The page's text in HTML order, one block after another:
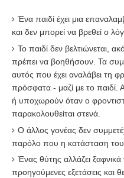
Ένα παιδί έχει μια
και δεν μπορεί να βρεθεί ο
Το παιδί δεν βελτιώνεται,
πρέπει να βοηθήσουν. Τα
αυτός που έχει αναλάβει τη
πρόσφατα - μαζί με το παιδί.
ή υποχωρούν όταν ο
παρακολουθείται στενά.
Ο άλλος γονέας δεν
παρόλο που η κατάσταση του
Ένας θύτης αλλάζει ξαφνικά
προηγούμενες εξετάσεις και